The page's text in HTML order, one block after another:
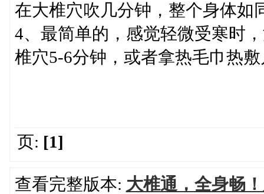
在大椎穴吹几分钟，整个身体如
4、最简单的，感觉轻微受寒时
椎穴5-6分钟，或者拿热毛巾热
页: [1]
查看完整版本: 大椎通，全身畅